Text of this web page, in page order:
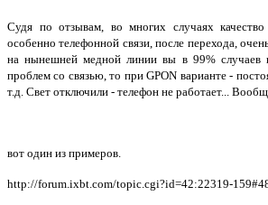
Судя по отзывам, во многих случаях качество
особенно телефонной связи, после перехода,
на нынешней медной линии вы в 99% случаев
проблем со связью, то при GPON варианте -
т.д. Свет отключили - телефон не работает...
вот один из примеров.
http://forum.ixbt.com/topic.cgi?id=42:22319-